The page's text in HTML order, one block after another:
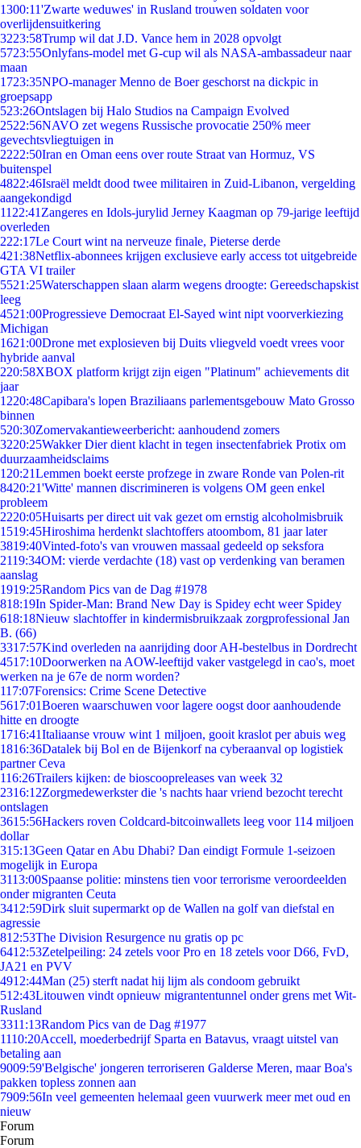
1300:11'Zwarte weduwes' in Rusland trouwen soldaten voor
overlijdensuitkering
3223:58Trump wil dat J.D. Vance hem in 2028 opvolgt
5723:55Onlyfans-model met G-cup wil als NASA-ambassadeur naar
maan
1723:35NPO-manager Menno de Boer geschorst na dickpic in
groepsapp
523:26Ontslagen bij Halo Studios na Campaign Evolved
2522:56NAVO zet wegens Russische provocatie 250% meer
gevechtsvliegtuigen in
2222:50Iran en Oman eens over route Straat van Hormuz, VS
buitenspel
4822:46Israël meldt dood twee militairen in Zuid-Libanon, vergelding
aangekondigd
11 22:41 Zangeres en Idols-jurylid Jerney Kaagman op 79-jarige leeftijd
overleden
222:17Le Court wint na nerveuze finale, Pieterse derde
421:38Netflix-abonnees krijgen exclusieve early access tot uitgebreide
GTA VI trailer
5521:25Waterschappen slaan alarm wegens droogte: Gereedschapskist
leeg
4521:00Progressieve Democraat El-Sayed wint nipt voorverkiezing
Michigan
1621:00Drone met explosieven bij Duits vliegveld voedt vrees voor
hybride aanval
220:58XBOX platform krijgt zijn eigen "Platinum" achievements dit
jaar
1220:48Capibara's lopen Braziliaans parlementsgebouw Mato Grosso
binnen
520:30Zomervakantieweerbericht: aanhoudend zomers
3220:25Wakker Dier dient klacht in tegen insectenfabriek Protix om
duurzaamheidsclaims
1 20:21Lemmen boekt eerste profzege in zware Ronde van Polen-rit
8420:21'Witte' mannen discrimineren is volgens OM geen enkel
probleem
2220:05Huisarts per direct uit vak gezet om ernstig alcoholmisbruik
1519:45Hiroshima herdenkt slachtoffers atoombom, 81 jaar later
3819:40Vinted-foto's van vrouwen massaal gedeeld op seksfora
2119:34OM: vierde verdachte (18) vast op verdenking van beramen
aanslag
1919:25Random Pics van de Dag #1978
818:19In Spider-Man: Brand New Day is Spidey echt weer Spidey
618:18Nieuw slachtoffer in kindermisbruikzaak zorgprofessional Jan
B. (66)
3317:57Kind overleden na aanrijding door AH-bestelbus in Dordrecht
4517:10Doorwerken na AOW-leeftijd vaker vastgelegd in cao's, moet
werken na je 67e de norm worden?
117:07Forensics: Crime Scene Detective
5617:01Boeren waarschuwen voor lagere oogst door aanhoudende
hitte en droogte
1716:41Italiaanse vrouw wint 1 miljoen, gooit kraslot per abuis weg
1816:36Datalek bij Bol en de Bijenkorf na cyberaanval op logistiek
partner Ceva
116:26Trailers kijken: de bioscoopreleases van week 32
2316:12Zorgmedewerkster die 's nachts haar vriend bezocht terecht
ontslagen
3615:56Hackers roven Coldcard-bitcoinwallets leeg voor 114 miljoen
dollar
315:13Geen Qatar en Abu Dhabi? Dan eindigt Formule 1-seizoen
mogelijk in Europa
3113:00Spaanse politie: minstens tien voor terrorisme veroordeelden
onder migranten Ceuta
3412:59Dirk sluit supermarkt op de Wallen na golf van diefstal en
agressie
812:53The Division Resurgence nu gratis op pc
6412:53Zetelpeiling: 24 zetels voor Pro en 18 zetels voor D66, FvD,
JA21 en PVV
4912:44Man (25) sterft nadat hij lijm als condoom gebruikt
512:43Litouwen vindt opnieuw migrantentunnel onder grens met Wit-
Rusland
3311:13Random Pics van de Dag #1977
1110:20Accell, moederbedrijf Sparta en Batavus, vraagt uitstel van
betaling aan
9009:59'Belgische' jongeren terroriseren Galderse Meren, maar Boa's
pakken topless zonnen aan
7909:56In veel gemeenten helemaal geen vuurwerk meer met oud en
nieuw
Forum
Forum